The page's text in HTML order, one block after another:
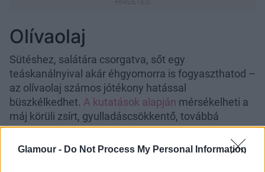
Glamour - Do Not Process My Personal Information
Olívaolaj
Sütéshez, salátára csorgatva, sőt egy
teáskanálnyival akár éhgyomorra is fogyaszthatod –
az olívaolaj számos jótékony hatással
büszkélkedhet. A kutatások alapján mérsékelheti a
máj körüli zsírt, gyulladáscsökkentő, továbbá
javíthatja a májfunkciókat is.
Fokhagyma